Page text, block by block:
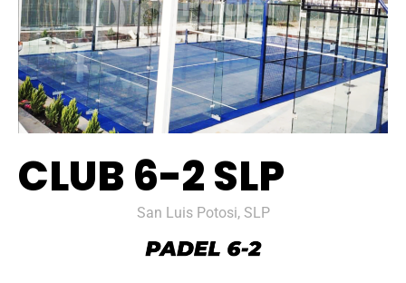
CLUB 6-2 SLP
San Luis Potosi, SLP